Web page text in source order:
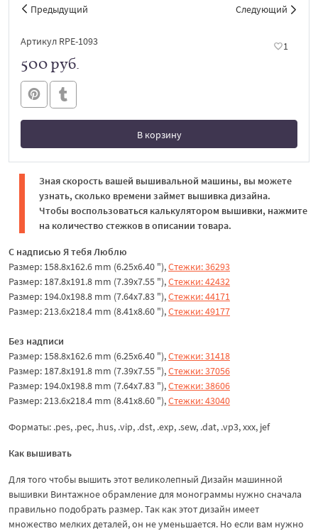
Предыдущий Следующий
Артикул RPE-1093 1
500 руб.
В корзину
В корзине
Зная скорость вашей вышивальной машины, вы можете
узнать, сколько времени займет вышивка дизайна.
Чтобы воспользоваться калькулятором вышивки, нажмите
на количество стежков в описании товара.
С надписью Я тебя Люблю
Размер: 158.8x162.6 mm (6.25x6.40 "),Стежки: 36293
Размер: 187.8x191.8 mm (7.39x7.55 "),Стежки: 42432
Размер: 194.0x198.8 mm (7.64x7.83 "),Стежки: 44171
Размер: 213.6x218.4 mm (8.41x8.60 "),Стежки: 49177
Без надписи
Размер: 158.8x162.6 mm (6.25x6.40 "),Стежки: 31418
Размер: 187.8x191.8 mm (7.39x7.55 "),Стежки: 37056
Размер: 194.0x198.8 mm (7.64x7.83 "),Стежки: 38606
Размер: 213.6x218.4 mm (8.41x8.60 "),Стежки: 43040
Форматы: .pes, .pec, .hus, .vip, .dst, .exp, .sew, .dat, .vp3, xxx, jef
Как вышивать
Для того чтобы вышить этот великолепный Дизайн машинной
вышивки Винтажное обрамление для монограммы нужно сначала
правильно подобрать размер. Так как этот дизайн имеет
множество мелких деталей, он не уменьшается. Но если вам нужно